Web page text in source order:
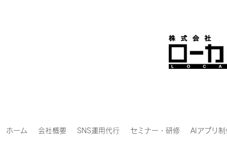
ホーム 会社概要 SNS運用代行 セミナー・研修 AIアプリ制